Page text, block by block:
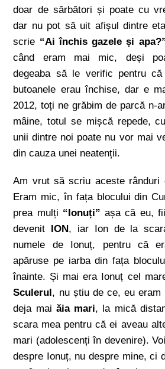
doar de sărbători și poate cu
dar nu pot să uit afișul dintre
scrie “Ai închis gazele și
când eram mai mic, deși
degeaba să le verific pentru
butoanele erau închise, dar e
2012, toți ne grăbim de parcă n-
mâine, totul se mișcă repede,
unii dintre noi poate nu vor mai
din cauza unei neatenții.
Am vrut să scriu aceste
Eram mic, în fața blocului din
prea mulți “Ionuți” așa că eu,
devenit ION, iar Ion de la
numele de Ionuț, pentru că
apăruse pe iarba din fața
înainte. Și mai era Ionuț cel
Sculerul, nu știu de ce, eu
deja mai ăia mari, la mică
scara mea pentru că ei aveau
mari (adolescenți în devenire).
despre Ionuț, nu despre mine, ci